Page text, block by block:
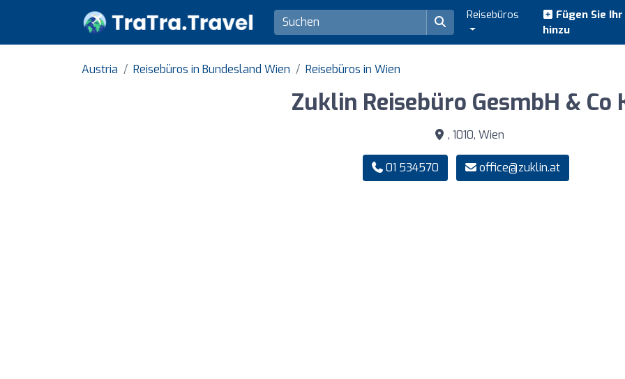
Reisebüros
Fügen Sie
hinzu
Austria Reisebüros in Bundesland Wien Reisebüros in Wien
Zuklin Reisebüro GesmbH & Co
, 1010, Wien
01 534570 office@zuklin.at